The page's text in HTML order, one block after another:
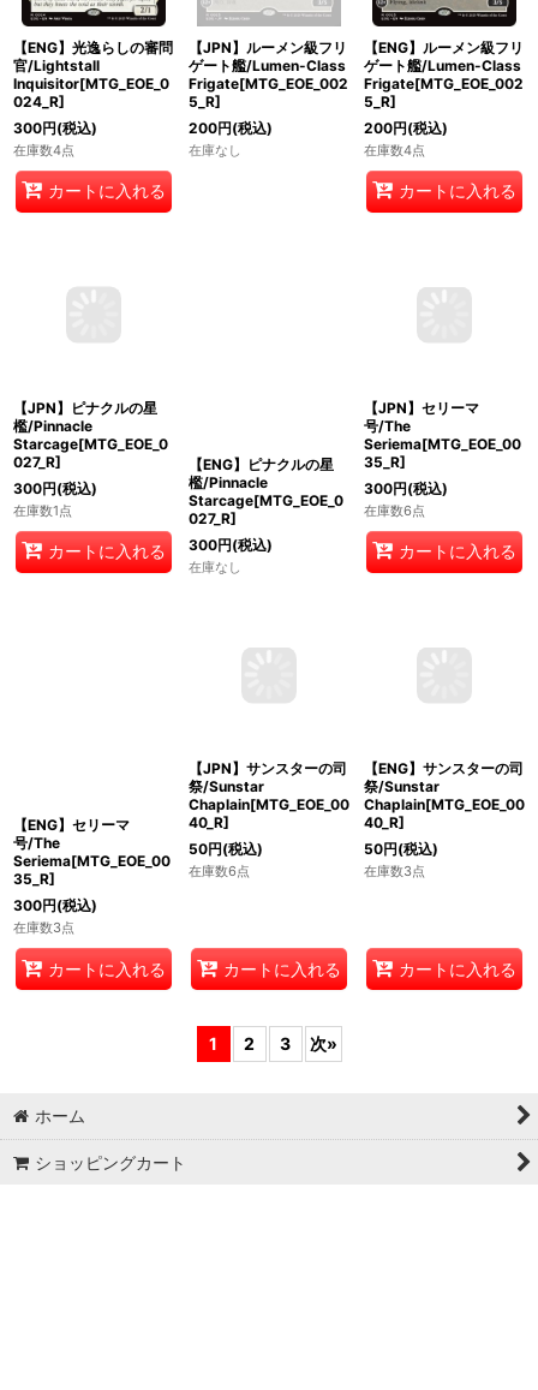
【ENG】光逸らしの審問
官/Lightstall
Inquisitor[MTG_EOE_0
024_R]
300円(税込)
在庫数4点
カートに入れる
【JPN】ルーメン級フリ
ゲート艦/Lumen-Class
Frigate[MTG_EOE_002
5_R]
200円(税込)
在庫なし
【ENG】ルーメン級フリ
ゲート艦/Lumen-Class
Frigate[MTG_EOE_002
5_R]
200円(税込)
在庫数4点
カートに入れる
【JPN】ピナクルの星
檻/Pinnacle
Starcage[MTG_EOE_0
027_R]
300円(税込)
在庫数1点
【ENG】ピナクルの星
檻/Pinnacle
Starcage[MTG_EOE_0
027_R]
300円(税込)
在庫なし
【JPN】セリーマ
号/The
Seriema[MTG_EOE_00
35_R]
300円(税込)
在庫数6点
【ENG】セリーマ
号/The
Seriema[MTG_EOE_00
35_R]
300円(税込)
在庫数3点
【JPN】サンスターの司
50円(税込)
在庫数6点
カートに入れる
【ENG】サンスターの司
50円(税込)
在庫数3点
ホーム